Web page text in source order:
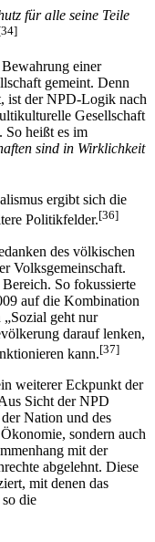
für alle seine Teile
einer
gemeint. Denn
ist der NPD-Logik nach
Gesellschaft
So heißt es im
sind in Wirklichkeit
ergibt sich die
Politikfelder.[36]
des völkischen
Volksgemeinschaft.
So fokussierte
auf die Kombination
geht nur
darauf lenken,
kann.[37]
weiterer Eckpunkt der
Sicht der NPD
Nation und des
sondern auch
mit der
abgelehnt. Diese
mit denen das
die